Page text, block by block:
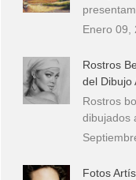
Enero 09,
Rostros
del Dibujo
Rostros
dibujados
Fotos